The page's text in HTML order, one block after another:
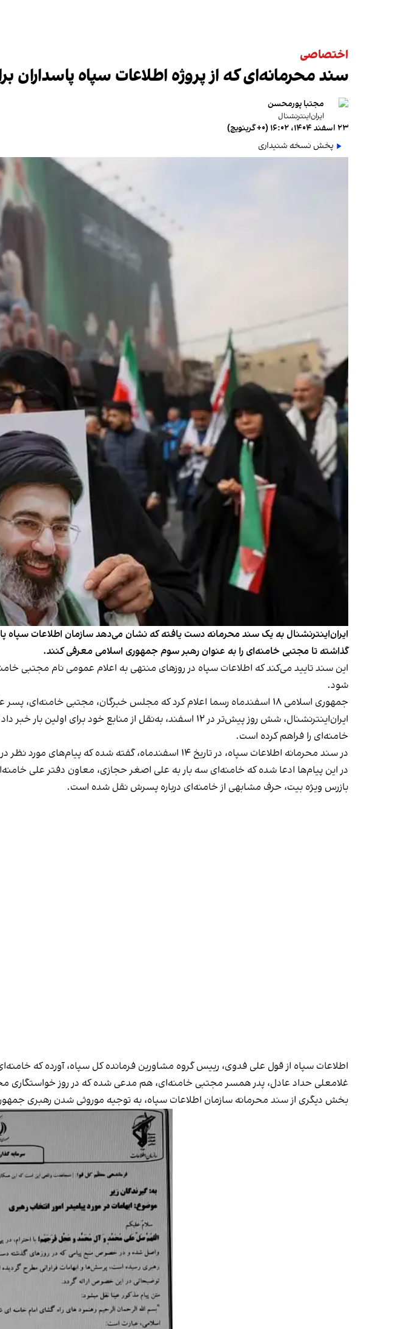
اختصاصی
سند محرمانه‌ای که از پروژه اطلاعات سپاه پاسداران
مجتبا پورمحسن
ایران‌اینترنشنال
۲۳ اسفند ۱۴۰۴، ۱۶:۰۲ (‎+۰ گرینویچ)
پخش نسخه شنیداری
ایران‌اینترنشنال به یک سند محرمانه دست یافته که نشان می‌دهد سازمان اطلاعات سپاه
گذاشته تا مجتبی خامنه‌ای را به عنوان رهبر سوم جمهوری اسلامی معرفی کنند.
این سند تایید می‌کند که اطلاعات سپاه در روزهای منتهی به اعلام عمومی نام مجتبی
شود.
جمهوری اسلامی ۱۸ اسفندماه رسما اعلام کرد که مجلس خبرگان، مجتبی خامنه‌ای، پسر علی خامنه‌ای، را به عنوان رهبر سوم جمهوری اسلامی برگزیده است.
ایران‌اینترنشنال، شش روز پیش‌تر در ۱۲ اسفند، به‌نقل از
خامنه‌ای را فراهم کرده است.
در سند محرمانه اطلاعات سپاه، در تاریخ ۱۴ اسفندماه، گفته شده که پیام‌های مورد نظر در روزهای گذشته به شماری از اعضای مجلس خبرگان ارسال شده است.
‌در این پیام‌ها ادعا شده که خامنه‌ای سه بار به علی اصغر حجازی، معاون دفتر علی
بازرس ویژه بیت، حرف مشابهی از خامنه‌ای درباره پسرش نقل شده است.
اطلاعات سپاه از قول علی فدوی، رییس گروه مشاورین فرمانده کل سپاه، آورده که
غلامعلی حداد عادل، پدر همسر مجتبی خامنه‌ای، هم مدعی شده که در روز خواستگاری
بخش دیگری از سند محرمانه سازمان اطلاعات سپاه، به توجیه موروثی شدن رهبری